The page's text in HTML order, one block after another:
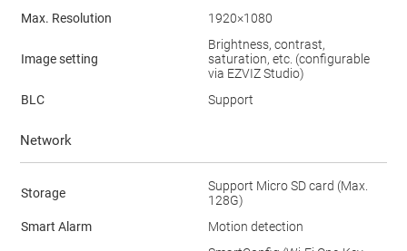
Max. Resolution 1920×1080
Image setting
Brightness, contrast,
saturation, etc. (configurable
via EZVIZ Studio)
BLC
Support
Network
Storage
Support Micro SD card (Max.
128G)
Smart Alarm
Motion detection